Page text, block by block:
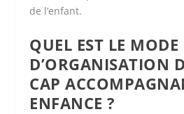
de l’enfant.
QUEL EST LE MODE
D’ORGANISATION
CAP
ENFANCE ?